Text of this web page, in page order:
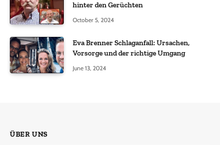
hinter den Gerüchten
October 5, 2024
Eva Brenner Schlaganfall: Ursachen,
Vorsorge und der richtige Umgang
June 13, 2024
ÜBER UNS